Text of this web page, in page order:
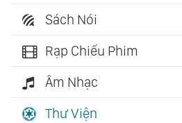
Sách Nói
Rạp Chiếu Phim
Âm Nhạc
Thư Viện